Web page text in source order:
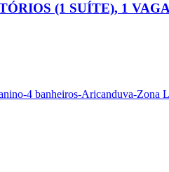
(1 SUÍTE), 1